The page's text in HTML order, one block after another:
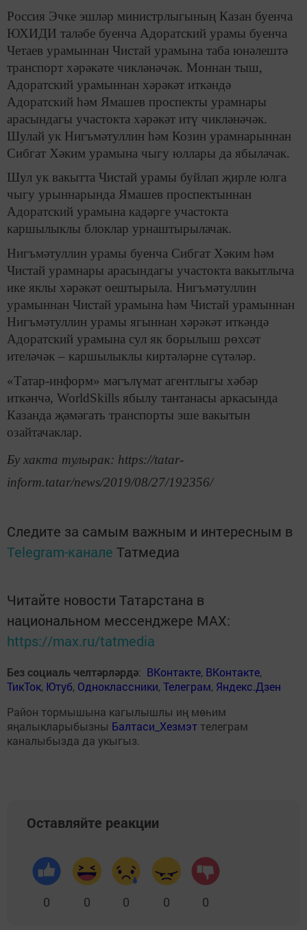
Россия Эчке эшләр министрлыгының Казан буенча
ЮХИДИ таләбе буенча Адоратский урамы буенча
Четаев урамыннан Чистай урамына таба юнәлештә
транспорт хәрәкәте чикләнәчәк. Моннан тыш,
Адоратский урамыннан хәрәкәт иткәндә
Адоратский һәм Ямашев проспекты урамнары
арасындагы участокта хәрәкәт итү чикләнәчәк.
Шулай ук Нигъмәтуллин һәм Козин урамнарыннан
Сибгат Хәким урамына чыгу юллары да ябылачак.
Шул ук вакытта Чистай урамы буйлап җирле юлга
чыгу урыннарында Ямашев проспектыннан
Адоратский урамына кадәрге участокта
каршылыклы блоклар урнаштырылачак.
Нигъмәтуллин урамы буенча Сибгат Хәким һәм
Чистай урамнары арасындагы участокта вакытлыча
ике яклы хәрәкәт оештырыла. Нигъмәтуллин
урамыннан Чистай урамына һәм Чистай урамыннан
Нигъмәтуллин урамы ягыннан хәрәкәт иткәндә
Адоратский урамына сул як борылыш рөхсәт
ителәчәк – каршылыклы киртәләрне сүтәләр.
«Татар-информ» мәгълүмат агентлыгы хәбәр
иткәнчә, WorldSkills ябылу тантанасы аркасында
Казанда җәмәгать транспорты эше вакытын
озайтачаклар.
Бу хакта тулырак: https://tatar-
inform.tatar/news/2019/08/27/192356/
Следите за самым важным и интересным в
Telegram-канале Татмедиа
Читайте новости Татарстана в
национальном мессенджере MАХ:
https://max.ru/tatmedia
Без социаль челтәрләрдә: ВКонтакте, ВКонтакте,
ТикТок, Ютуб, Одноклассники,Телеграм, Яндекс.Дзен
Район тормышына кагылышлы иң мөһим
яңалыкларыбызны Балтаси_Хезмэт телеграм
каналыбызда да укыгыз.
Оставляйте реакции
0 0 0 0 0